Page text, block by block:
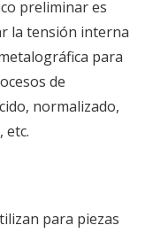
preliminar es
la tensión interna
para
de
normalizado,
etc.
para piezas